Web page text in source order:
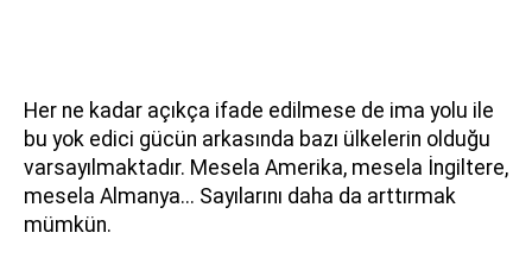
Her ne kadar açıkça ifade edilmese de ima yolu ile
bu yok edici gücün arkasında bazı ülkelerin olduğu
varsayılmaktadır. Mesela Amerika, mesela İngiltere,
mesela Almanya... Sayılarını daha da arttırmak
mümkün.